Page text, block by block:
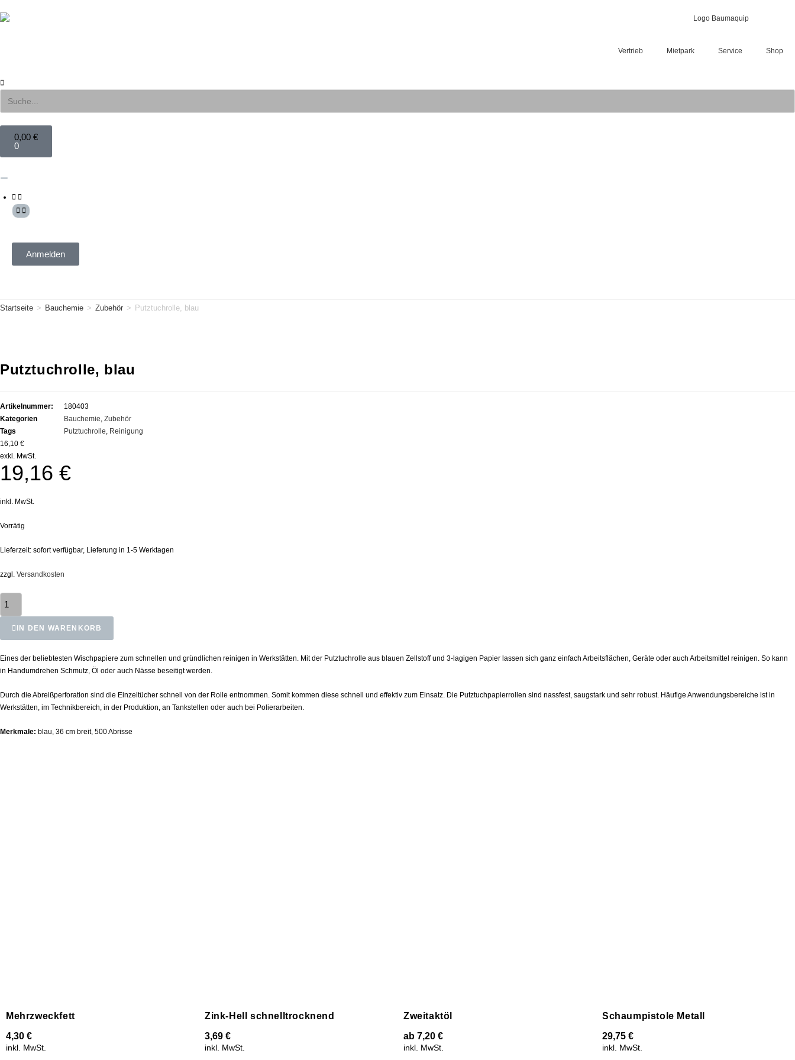
Vertrieb Mietpark Service Shop
0,00 €
0
Anmelden
Startseite > Bauchemie > Zubehör > Putztuchrolle, blau
Putztuchrolle, blau
Artikelnummer:
180403
Kategorien
Bauchemie Zubehör
Tags
Putztuchrolle Reinigung
16,10 €
exkl. MwSt.
19,16 €
inkl. MwSt.
Vorrätig
Lieferzeit: sofort verfügbar, Lieferung in 1-5 Werktagen
zzgl. Versandkosten
IN DEN WARENKORB
Eines der beliebtesten Wischpapiere zum schnellen und gründlichen reinigen in Werkstätten. Mit der Putztuchrolle aus blauen Zellstoff und 3-lagigen Papier lassen sich ganz einfach Arbeitsflächen, Geräte oder auch Arbeitsmittel reinigen. So kann
in Handumdrehen Schmutz, Öl oder auch Nässe beseitigt werden.
Durch die Abreißperforation sind die Einzeltücher schnell von der Rolle entnommen. Somit kommen diese schnell und effektiv zum Einsatz. Die Putztuchpapierrollen sind nassfest, saugstark und sehr robust. Häufige Anwendungsbereiche ist in
Werkstätten, im Technikbereich, in der Produktion, an Tankstellen oder auch bei Polierarbeiten.
Merkmale: blau, 36 cm breit, 500 Abrisse
Mehrzweckfett
4,30 €
inkl. MwSt.
Zink-Hell schnelltrocknend
3,69 €
inkl. MwSt.
Zweitaktöl
ab 7,20 €
inkl. MwSt.
Schaumpistole Metall
29,75 €
inkl. MwSt.